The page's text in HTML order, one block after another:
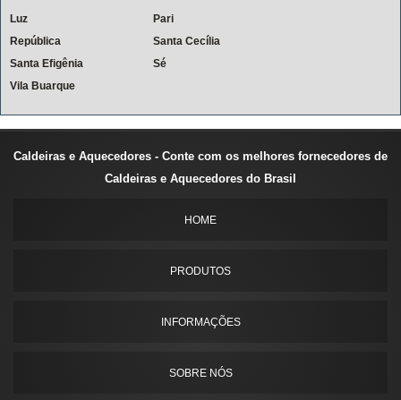
Luz
Pari
República
Santa Cecília
Santa Efigênia
Sé
Vila Buarque
Caldeiras e Aquecedores - Conte com os melhores fornecedores de
Caldeiras e Aquecedores do Brasil
HOME
PRODUTOS
INFORMAÇÕES
SOBRE NÓS